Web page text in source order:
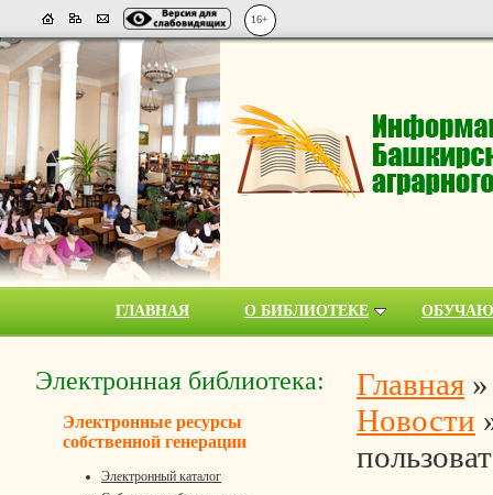
16+
ГЛАВНАЯ О БИБЛИОТЕКЕ
Электронная библиотека:
Электронные ресурсы
собственной генерации
Электронный каталог
Главная
Новости